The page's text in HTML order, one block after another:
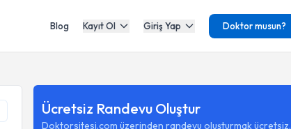
Blog Kayıt Ol Giriş Yap Doktor musun?
Ücretsiz Randevu Oluştur
Doktorsitesi.com üzerinden randevu oluşturmak ücretsiz.